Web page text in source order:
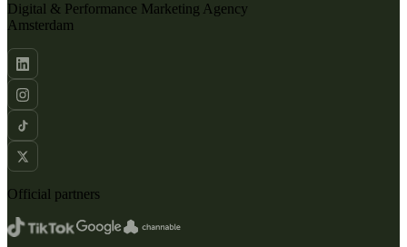
Digital & Performance Marketing Agency
Amsterdam
Official partners